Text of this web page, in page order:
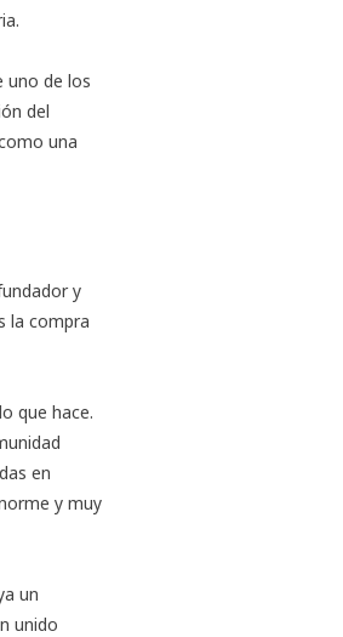
uno de los
del
una
y
la compra
que hace.
en
y muy
un
unido